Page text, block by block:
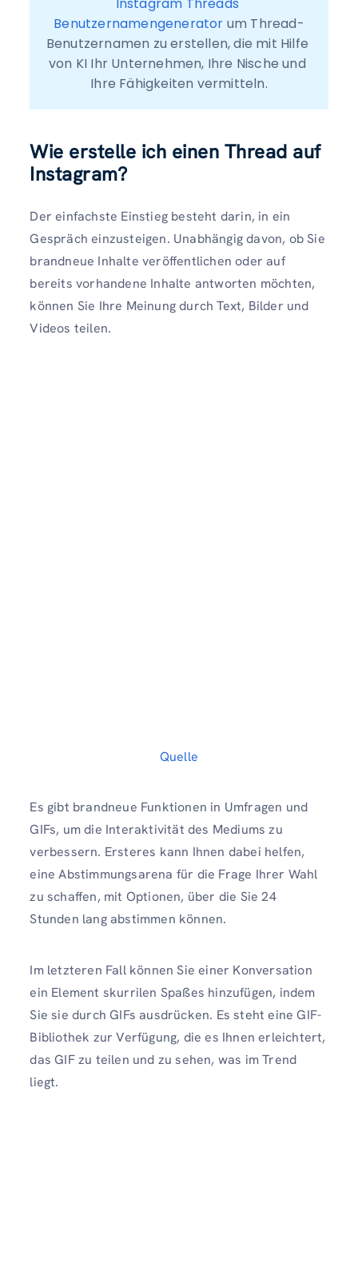
Benutzernamengenerator um Thread-
Benutzernamen zu erstellen, die mit Hilfe
von KI Ihr Unternehmen, Ihre Nische und
Ihre Fähigkeiten vermitteln.
Wie erstelle ich einen Thread auf
Instagram?
Der einfachste Einstieg besteht darin, in ein
Gespräch einzusteigen. Unabhängig davon, ob Sie
brandneue Inhalte veröffentlichen oder auf
bereits vorhandene Inhalte antworten möchten,
können Sie Ihre Meinung durch Text, Bilder und
Videos teilen.
Quelle
Es gibt brandneue Funktionen in Umfragen und
GIFs, um die Interaktivität des Mediums zu
verbessern. Ersteres kann Ihnen dabei helfen,
eine Abstimmungsarena für die Frage Ihrer Wahl
zu schaffen, mit Optionen, über die Sie 24
Stunden lang abstimmen können.
Im letzteren Fall können Sie einer Konversation
ein Element skurrilen Spaßes hinzufügen, indem
Sie sie durch GIFs ausdrücken. Es steht eine GIF-
Bibliothek zur Verfügung, die es Ihnen erleichtert,
das GIF zu teilen und zu sehen, was im Trend
liegt.